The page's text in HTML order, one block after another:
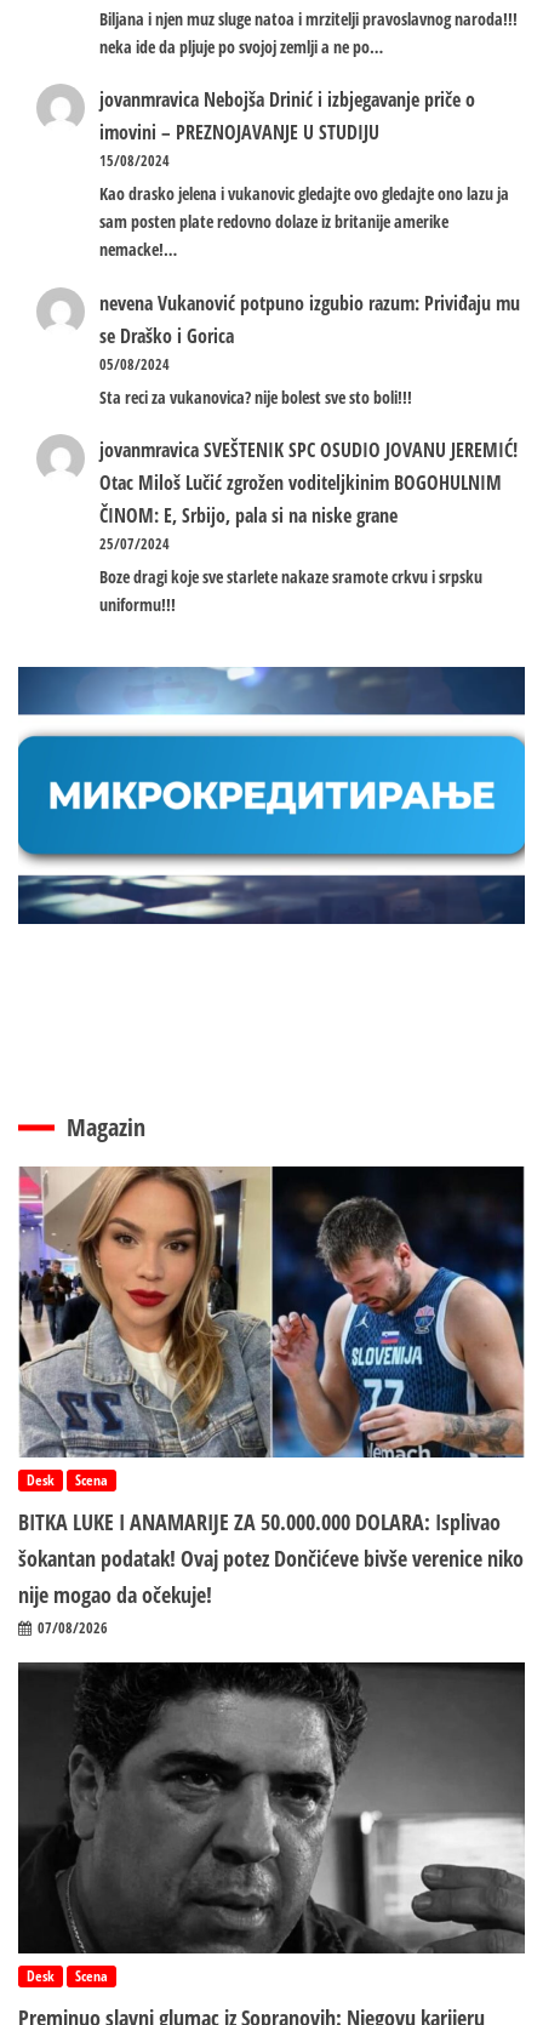
Biljana i njen muz sluge natoa i mrzitelji pravoslavnog naroda!!!
neka ide da pljuje po svojoj zemlji a ne po…
jovanmravica Nebojša Drinić i izbjegavanje priče o
imovini – PREZNOJAVANJE U STUDIJU
15/08/2024
Kao drasko jelena i vukanovic gledajte ovo gledajte ono lazu ja
sam posten plate redovno dolaze iz britanije amerike
nemacke!…
nevenaVukanović potpuno izgubio razum: Priviđaju mu
se Draško i Gorica
05/08/2024
Sta reci za vukanovica? nije bolest sve sto boli!!!
jovanmravicaSVEŠTENIK SPC OSUDIO JOVANU JEREMIĆ!
Otac Miloš Lučić zgrožen voditeljkinim BOGOHULNIM
ČINOM: E, Srbijo, pala si na niske grane
25/07/2024
Boze dragi koje sve starlete nakaze sramote crkvu i srpsku
uniformu!!!
Magazin
Desk Scena
BITKA LUKE I ANAMARIJE ZA 50.000.000 DOLARA: Isplivao
šokantan podatak! Ovaj potez Dončićeve bivše verenice niko
nije mogao da očekuje!
07/08/2026
Desk Scena
Preminuo slavni glumac iz Sopranovih: Njegovu karijeru